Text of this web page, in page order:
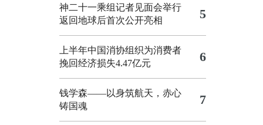
神二十一乘组记者见面会举行
返回地球后首次公开亮相
5
上半年中国消协组织为消费者
挽回经济损失4.47亿元
6
钱学森——以身筑航天，赤心
铸国魂
7